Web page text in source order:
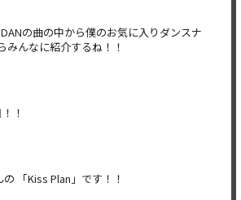
の曲の中から僕のお気に入りダンスナ
みんなに紹介するね！！
！
「Kiss Plan」です！！